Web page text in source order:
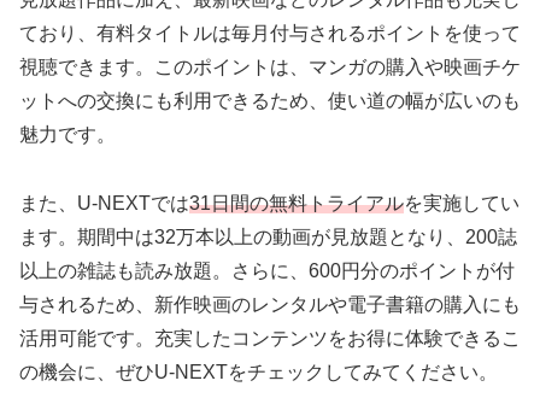
ており、有料タイトルは毎月付与されるポイントを使って
視聴できます。このポイントは、マンガの購入や映画チケ
ットへの交換にも利用できるため、使い道の幅が広いのも
魅力です。
また、U-NEXTでは31日間の無料トライアルを実施してい
ます。期間中は32万本以上の動画が見放題となり、200誌
以上の雑誌も読み放題。さらに、600円分のポイントが付
与されるため、新作映画のレンタルや電子書籍の購入にも
活用可能です。充実したコンテンツをお得に体験できるこ
の機会に、ぜひU-NEXTをチェックしてみてください。